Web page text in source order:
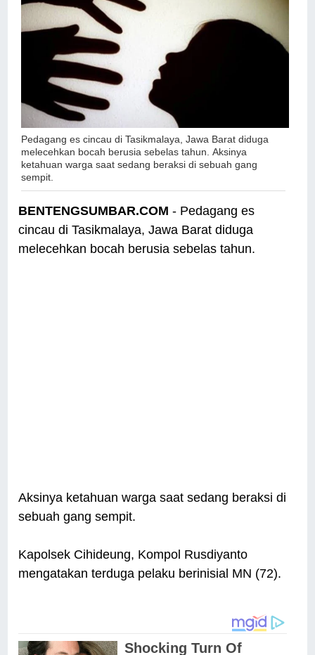
Pedagang es cincau di Tasikmalaya, Jawa Barat diduga
melecehkan bocah berusia sebelas tahun.Aksinya
ketahuan warga saat sedang beraksi di sebuah gang
sempit.
BENTENGSUMBAR.COM - Pedagang es
cincau di Tasikmalaya, Jawa Barat diduga
melecehkan bocah berusia sebelas tahun.
Aksinya ketahuan warga saat sedang beraksi di
sebuah gang sempit.
Kapolsek Cihideung, Kompol Rusdiyanto
mengatakan terduga pelaku berinisial MN (72).